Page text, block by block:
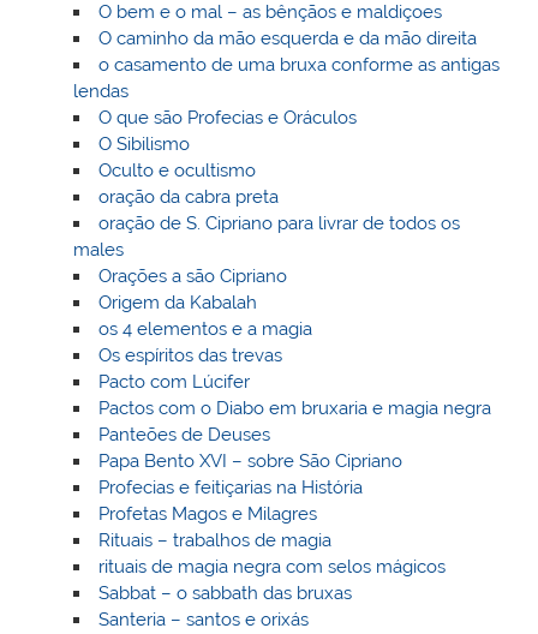
O bem e o mal – as bênçãos e maldiçoes
O caminho da mão esquerda e da mão direita
o casamento de uma bruxa conforme as antigas
lendas
O que são Profecias e Oráculos
O Sibilismo
Oculto e ocultismo
oração da cabra preta
oração de S. Cipriano para livrar de todos os
males
Orações a são Cipriano
Origem da Kabalah
os 4 elementos e a magia
Os espíritos das trevas
Pacto com Lúcifer
Pactos com o Diabo em bruxaria e magia negra
Panteões de Deuses
Papa Bento XVI – sobre São Cipriano
Profecias e feitiçarias na História
Profetas Magos e Milagres
Rituais – trabalhos de magia
rituais de magia negra com selos mágicos
Sabbat – o sabbath das bruxas
Santeria – santos e orixás